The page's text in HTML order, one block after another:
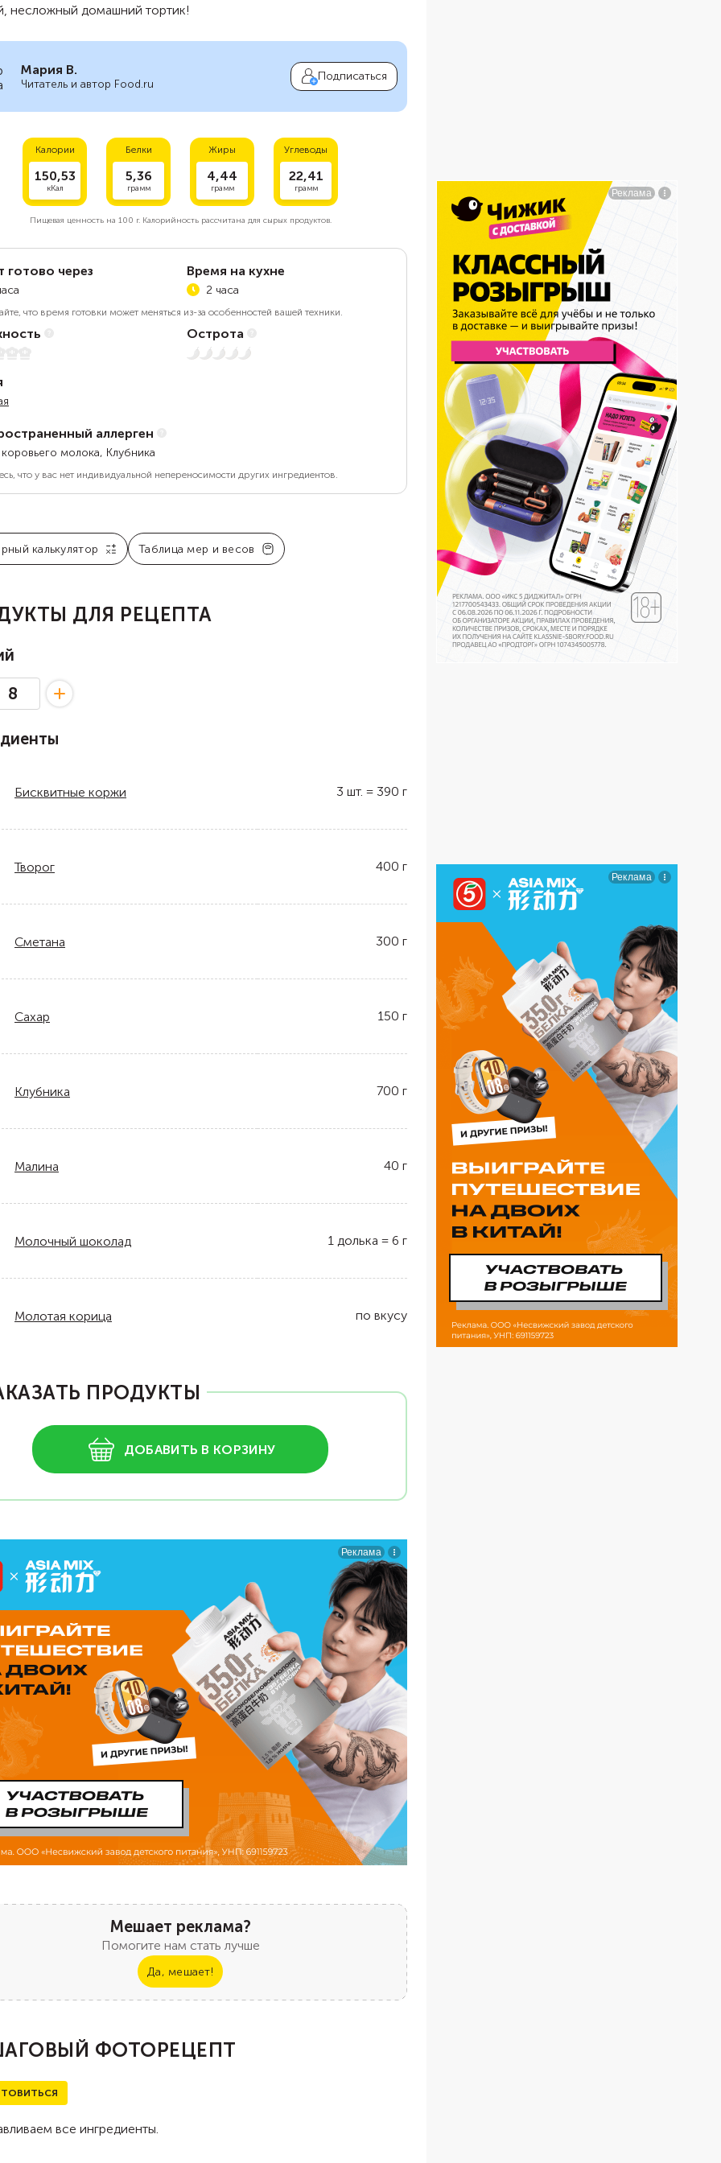
несложный домашний тортик!
Мария В.
Читатель и автор Food.ru
Подписаться
Калории
150,53
кКал
Белки
5,36
грамм
Жиры
4,44
грамм
Углеводы
22,41
грамм
Пищевая ценность на 100 г.Калорийность рассчитана для сырых продуктов.
готово через Время на кухне
2 часа
что время готовки может меняться из-за особенностей вашей техники.
Острота
Нет остроты
аллерген
молока, Клубника
что у вас нет индивидуальной непереносимости других ингредиентов.
калькулятор Таблица мер и весов
ДЛЯ РЕЦЕПТА
Бисквитные коржи 3 шт. = 390 г
Творог 400 г
Сметана 300 г
Сахар 150 г
Клубника 700 г
Малина 40 г
Молочный шоколад 1 долька = 6 г
Молотая корица по вкусу
ПРОДУКТЫ
ДОБАВИТЬ В КОРЗИНУ
Мешает реклама?
Помогите нам стать лучше
Да, мешает!
ФОТОРЕЦЕПТ
все ингредиенты.